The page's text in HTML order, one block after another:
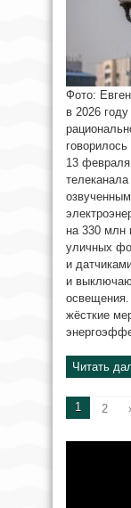
Фото:
в 2026
13
на 330 млн
уличных
и
и
жёсткие
Читать
1 2